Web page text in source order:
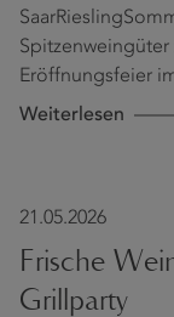
Eröffnungsfeier
Weiterlesen
21.05.2026
Frische
Grillparty